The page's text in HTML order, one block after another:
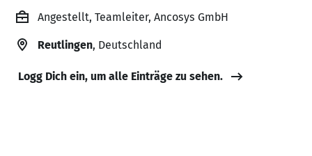
Angestellt, Teamleiter, Ancosys GmbH
Reutlingen, Deutschland
Logg Dich ein, um alle Einträge zu sehen.